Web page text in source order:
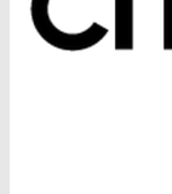
VID
betal eller